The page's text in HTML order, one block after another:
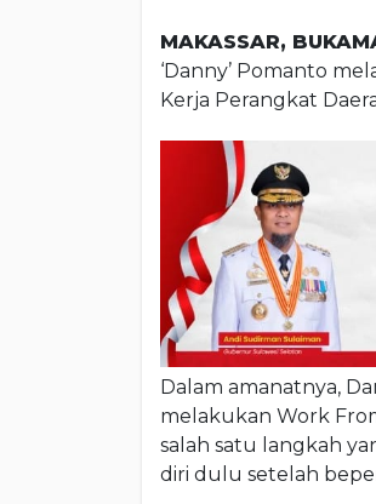
MAKASSAR,
‘Danny’ Pomanto
Kerja Perangkat
Dalam amanatnya,
melakukan Work
salah satu langkah
diri dulu setelah